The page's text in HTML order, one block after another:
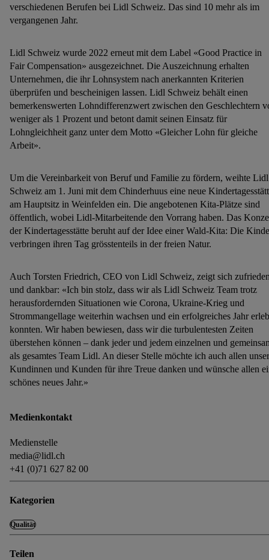
verschiedenen Berufen bei Lidl Schweiz. Das sind 10 mehr als im
vergangenen Jahr.
Lidl Schweiz wurde 2022 erneut mit dem Label «Good Practice in
Fair Compensation» ausgezeichnet. Die Auszeichnung erhalten
Unternehmen, die ihr Lohnsystem nach anerkannten Kriterien
überprüfen und bescheinigen lassen. Lidl Schweiz behält einen
bemerkenswerten Lohndifferenzwert zwischen den Geschlechtern
weniger als 1 Prozent und betont damit seinen Einsatz für
Lohngleichheit ganz unter dem Motto «Gleicher Lohn für gleiche
Arbeit».
Um die Vereinbarkeit von Beruf und Familie zu fördern, weihte Lidl
Schweiz am 1. Juni mit dem Chinderhuus eine neue
am Hauptsitz in Weinfelden ein. Die angebotenen Kita-Plätze sind
öffentlich, wobei Lidl-Mitarbeitende den Vorrang haben. Das
der Kindertagesstätte beruht auf der Idee einer Wald-Kita: Die
verbringen ihren Tag grösstenteils in der freien Natur.
Auch Torsten Friedrich, CEO von Lidl Schweiz, zeigt sich
und dankbar: «Ich bin stolz, dass wir als Lidl Schweiz Team trotz
herausfordernden Situationen wie Corona, Ukraine-Krieg und
Strommangellage weiterhin wachsen und ein erfolgreiches Jahr
konnten. Wir haben bewiesen, dass wir die turbulentesten Zeiten
überstehen können – dank jeder und jedem einzelnen und
als gesamtes Team Lidl. An dieser Stelle möchte ich auch allen
Kundinnen und Kunden für ihre Treue danken und wünsche allen
schönes neues Jahr.»
Medienkontakt
Medienstelle
media@lidl.ch
+41 (0)71 627 82 00
Kategorien
Qualität
Teilen
notwendiger Techniken zulassen. Durch einen Klick auf
„Zustimmen“ stimmst du allen Verarbeitungen zu sämtlichen
Speicherdauer der Daten und zu deinem Recht, deine
Einwilligung jederzeit mit Wirkung für die Zukunft zu
widerrufen, findest du in unserenDatenschutzbestimmungen
Die Impressen findest du hier.